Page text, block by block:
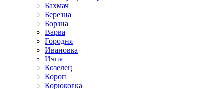
Бахмач
Березна
Борзна
Варва
Городня
Ивановка
Ичня
Козелец
Короп
Корюковка